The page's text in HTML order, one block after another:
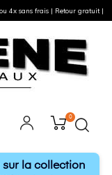
0
sur la collection
4x sans frais | Retour gratuit |